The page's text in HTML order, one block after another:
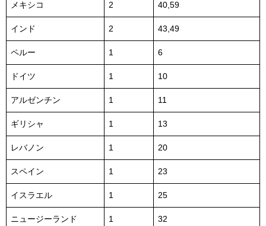
メキシコ 2 40,59
インド 2 43,49
ペルー 1 6
ドイツ 1 10
アルゼンチン 1 11
ギリシャ 1 13
レバノン 1 20
スペイン 1 23
イスラエル 1 25
ニュージーランド 1 32